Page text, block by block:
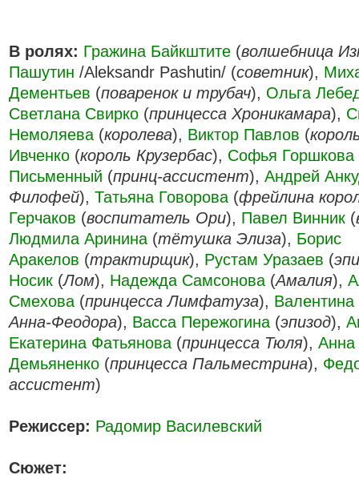
В ролях: Гражина Байкштите (волшебница
Пашутин /Aleksandr Pashutin/ (советник),
Дементьев (поваренок и трубач), Ольга
Светлана Свирко (принцесса Хроникамара),
Немоляева (королева), Виктор Павлов (
Ивченко (король Крузербас), Софья Горшкова
Письменный (принц-ассистент), Андрей
Филофей), Татьяна Говорова (фрейлина
Герчаков (воспитатель Ори), Павел Винник (
Людмила Аринина (тётушка Элиза), Борис
Аракелов (трактирщик), Рустам Уразаев (
Носик (Лом), Надежда Самсонова (Амалия),
Смехова (принцесса Лимфатуза), Валентина
Анна-Феодора), Васса Пережогина (эпизод),
Екатерина Фатьянова (принцесса Тюля), Анна
Демьяненко (принцесса Пальместрина),
ассистент)
Режиссер: Радомир Василевский
Сюжет: